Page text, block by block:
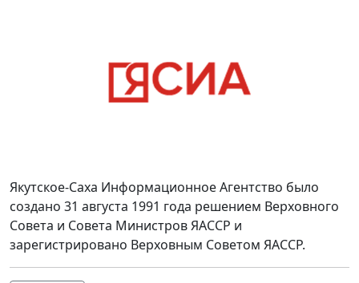
Якутское-Саха Информационное Агентство было
создано 31 августа 1991 года решением Верховного
Совета и Совета Министров ЯАССР и
зарегистрировано Верховным Советом ЯАССР.